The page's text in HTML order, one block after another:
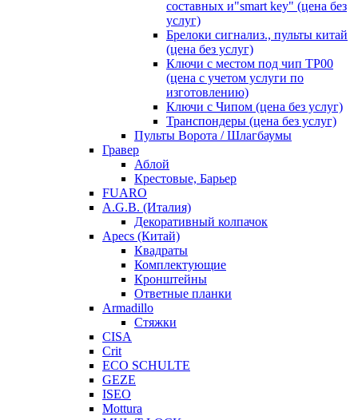
составных и"smart key" (цена без
услуг)
Брелоки сигнализ., пульты китай
(цена без услуг)
Ключи с местом под чип TP00
(цена с учетом услуги по
изготовлению)
Ключи с Чипом (цена без услуг)
Транспондеры (цена без услуг)
Пульты Ворота / Шлагбаумы
Гравер
Аблой
Крестовые, Барьер
FUARO
A.G.B. (Италия)
Декоративный колпачок
Apecs (Китай)
Квадраты
Комплектующие
Кронштейны
Ответные планки
Armadillo
Стяжки
CISA
Crit
ECO SCHULTE
GEZE
ISEO
Mottura